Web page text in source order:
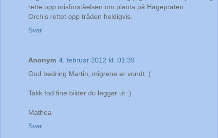
rette opp misforståelsen om planta på Hagepraten.
Orchis rettet opp tråden heldigvis.
Svar
Anonym 4. februar 2012 kl. 01:39
God bedring Martin, migrene er vondt :(
Takk fod fine bilder du legger ut :)
Mathea
Svar